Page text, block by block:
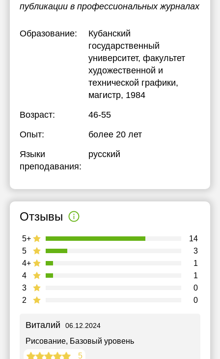
публикации в профессиональных журналах
Образование:
Кубанский
государственный
университет, факультет
художественной и
технической графики,
магистр, 1984
Возраст:
46-55
Опыт:
более 20 лет
Языки
преподавания:
русский
Отзывы
2 0
3 0
4 1
4+ 1
5 3
5+ 14
Виталий 06.12.2024
Рисование, Базовый уровень
5